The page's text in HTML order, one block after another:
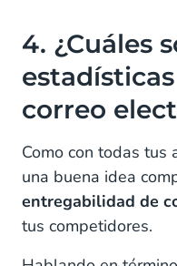
4. ¿Cuáles
correo
Como con todas tus
una buena idea
entregabilidad de
tus competidores.